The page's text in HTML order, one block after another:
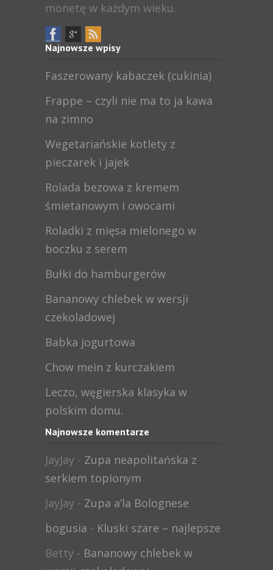
monetę w każdym wieku.
Najnowsze wpisy
Faszerowany kabaczek (cukinia)
Frappe – czyli nie ma to ja kawa
na zimno
Wegetariańskie kotlety z
pieczarek i jajek
Rolada bezowa z kremem
śmietanowym i owocami
Roladki z mięsa mielonego w
boczku z serem
Bułki do hamburgerów
Bananowy chlebek w wersji
czekoladowej
Babka jogurtowa
Chow mein z kurczakiem
Leczo, węgierska klasyka w
polskim domu.
Najnowsze komentarze
JayJay - Zupa neapolitańska z
serkiem topionym
JayJay - Zupa a’la Bolognese
bogusia - Kluski szare – najlepsze
Betty - Bananowy chlebek w